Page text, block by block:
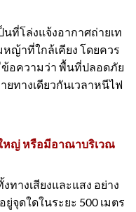
ล่งแจ้งอากาศถ่ายเท
ญ้าที่ใกล้เคียง โดยควร
อความว่า พื้นที่ปลอดภัย
ทางเดียวกันเวลาหนีไฟ
หญ่ หรือมีอาณาบริเวณ
เสียงและแสง อย่าง
ยู่จุดใดในระยะ 500 เมตร